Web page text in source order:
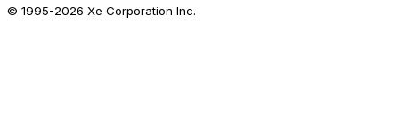
© 1995-2026 Xe Corporation Inc.